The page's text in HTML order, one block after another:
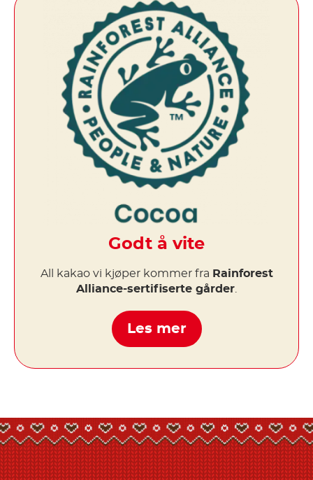
Godt å vite
All kakao vi kjøper kommer fra Rainforest
Alliance-sertifiserte gårder
Les mer